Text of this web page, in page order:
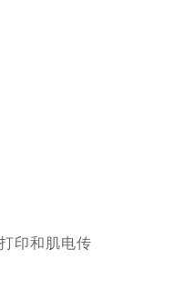
印和肌电传